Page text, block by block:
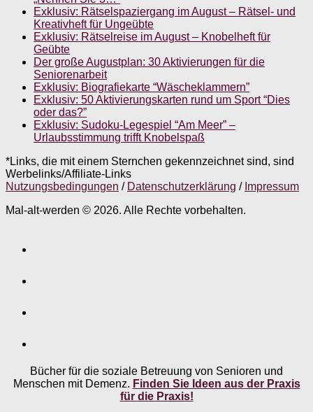
Exklusiv: Rätselspaziergang im August – Rätsel- und
Kreativheft für Ungeübte
Exklusiv: Rätselreise im August – Knobelheft für
Geübte
Der große Augustplan: 30 Aktivierungen für die
Seniorenarbeit
Exklusiv: Biografiekarte “Wäscheklammern”
Exklusiv: 50 Aktivierungskarten rund um Sport “Dies
oder das?”
Exklusiv: Sudoku-Legespiel “Am Meer” –
Urlaubsstimmung trifft Knobelspaß
*Links, die mit einem Sternchen gekennzeichnet sind, sind
Werbelinks/Affiliate-Links
Nutzungsbedingungen / Datenschutzerklärung / Impressum
Mal-alt-werden © 2026. Alle Rechte vorbehalten.
Bücher für die soziale Betreuung von Senioren und
Menschen mit Demenz. Finden Sie Ideen aus der Praxis
für die Praxis!